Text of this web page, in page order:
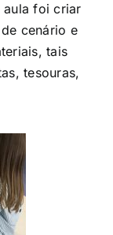
aula foi criar
cenário e
tais
tesouras,